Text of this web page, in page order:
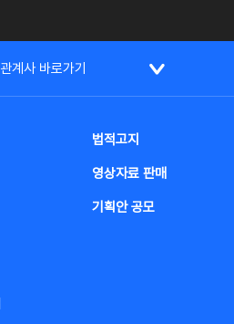
관계사 바로가기
법적고지
영상자료 판매
기획안 공모